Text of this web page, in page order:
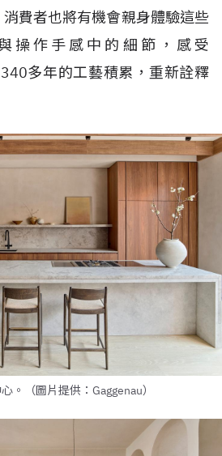
費者也將有機會親身體驗這些
操作手感中的細節，感受
多年的工藝積累，重新詮釋
。（圖片提供：Gaggenau）